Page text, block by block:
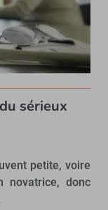
sérieux
petite, voire
novatrice, donc